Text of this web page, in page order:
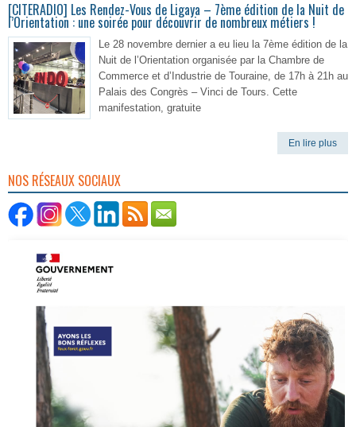
[CITERADIO] Les Rendez-Vous de Ligaya – 7ème édition de la Nuit de
l’Orientation : une soirée pour découvrir de nombreux métiers !
Le 28 novembre dernier a eu lieu la 7ème édition de la
Nuit de l’Orientation organisée par la Chambre de
Commerce et d’Industrie de Touraine, de 17h à 21h au
Palais des Congrès – Vinci de Tours. Cette
manifestation, gratuite
En lire plus
NOS RÉSEAUX SOCIAUX